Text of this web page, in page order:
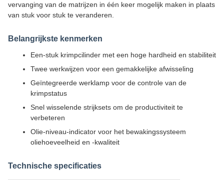
vervanging van de matrijzen in één keer mogelijk maken in plaats
van stuk voor stuk te veranderen.
Belangrijkste kenmerken
Een-stuk krimpcilinder met een hoge hardheid en stabiliteit
Twee werkwijzen voor een gemakkelijke afwisseling
Geïntegreerde werklamp voor de controle van de
krimpstatus
Snel wisselende strijksets om de productiviteit te
verbeteren
Olie-niveau-indicator voor het bewakingssysteem
oliehoeveelheid en -kwaliteit
Technische specificaties